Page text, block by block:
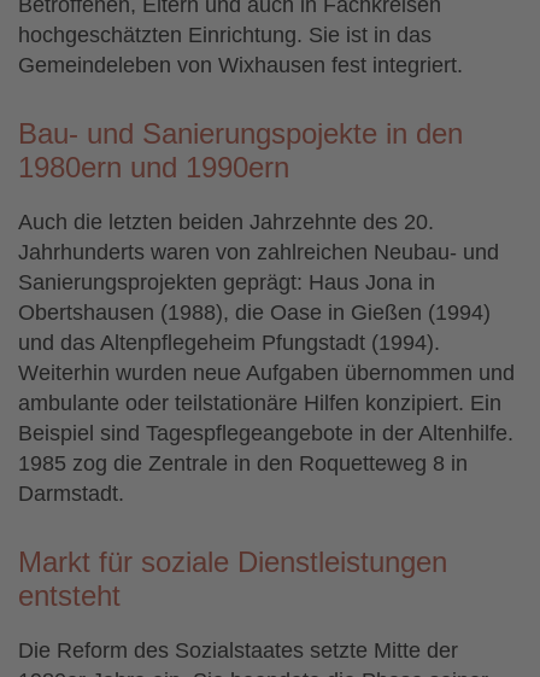
hochgeschätzten Einrichtung. Sie ist in das
Gemeindeleben von Wixhausen fest integriert.
Bau- und Sanierungspojekte in den
1980ern und 1990ern
Auch die letzten beiden Jahrzehnte des 20.
Jahrhunderts waren von zahlreichen Neubau- und
Sanierungsprojekten geprägt: Haus Jona in
Obertshausen (1988), die Oase in Gießen (1994)
und das Altenpflegeheim Pfungstadt (1994).
Weiterhin wurden neue Aufgaben übernommen und
ambulante oder teilstationäre Hilfen konzipiert. Ein
Beispiel sind Tagespflegeangebote in der Altenhilfe.
1985 zog die Zentrale in den Roquetteweg 8 in
Darmstadt.
Markt für soziale Dienstleistungen
entsteht
Die Reform des Sozialstaates setzte Mitte der